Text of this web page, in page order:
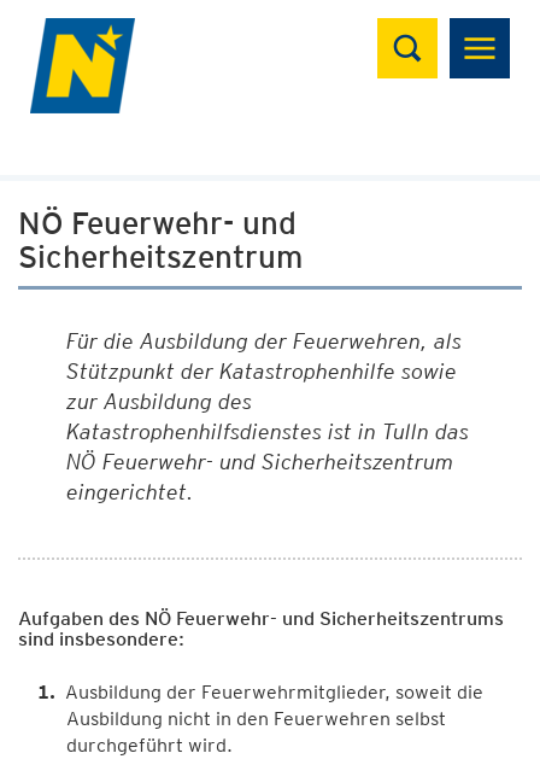
Suchen
NÖ Feuerwehr- und
Sicherheitszentrum
Für die Ausbildung der Feuerwehren, als
Stützpunkt der Katastrophenhilfe sowie
zur Ausbildung des
Katastrophenhilfsdienstes ist in Tulln das
NÖ Feuerwehr- und Sicherheitszentrum
eingerichtet.
Aufgaben des NÖ Feuerwehr- und Sicherheitszentrums
sind insbesondere:
Ausbildung der Feuerwehrmitglieder, soweit die
Ausbildung nicht in den Feuerwehren selbst
durchgeführt wird.